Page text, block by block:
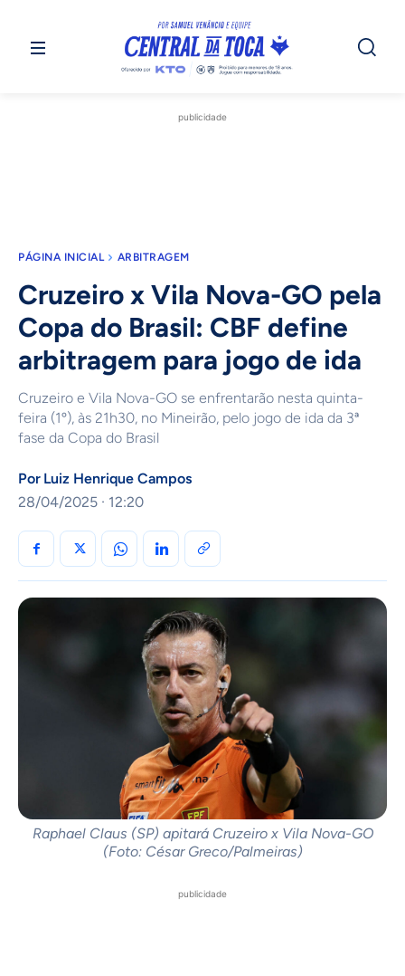
publicidade
PÁGINA INICIAL ARBITRAGEM
Cruzeiro x Vila Nova-GO pela
Copa do Brasil: CBF define
arbitragem para jogo de ida
Cruzeiro e Vila Nova-GO se enfrentarão nesta quinta-
feira (1º), às 21h30, no Mineirão, pelo jogo de ida da 3ª
fase da Copa do Brasil
Por Luiz Henrique Campos
28/04/2025 · 12:20
Raphael Claus (SP) apitará Cruzeiro x Vila Nova-GO
(Foto: César Greco/Palmeiras)
publicidade